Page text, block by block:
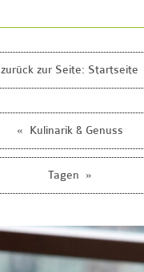
zurück zur Seite: Startseite
« Kulinarik & Genuss
Tagen »